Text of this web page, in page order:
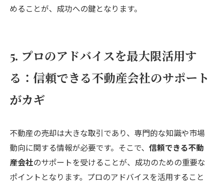
めることが、成功への鍵となります。
5. プロのアドバイスを最大限活用す
る：信頼できる不動産会社のサポート
がカギ
不動産の売却は大きな取引であり、専門的な知識や市場
動向に関する情報が必要です。そこで、 信頼できる不動
産会社のサポートを受けることが、成功のための重要な
ポイントとなります。プロのアドバイスを活用すること